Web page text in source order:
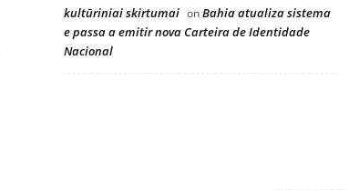
kultūriniai skirtumai onBahia atualiza sistema
e passa a emitir nova Carteira de Identidade
Nacional